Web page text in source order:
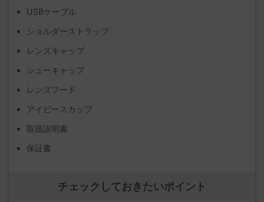
USBケーブル
ショルダーストラップ
レンズキャップ
シューキャップ
レンズフード
アイピースカップ
取扱説明書
保証書
チェックしておきたいポイント